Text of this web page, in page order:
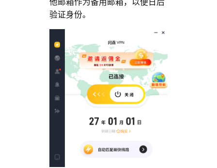
他邮箱作为备用邮箱，以便日后
验证身份。